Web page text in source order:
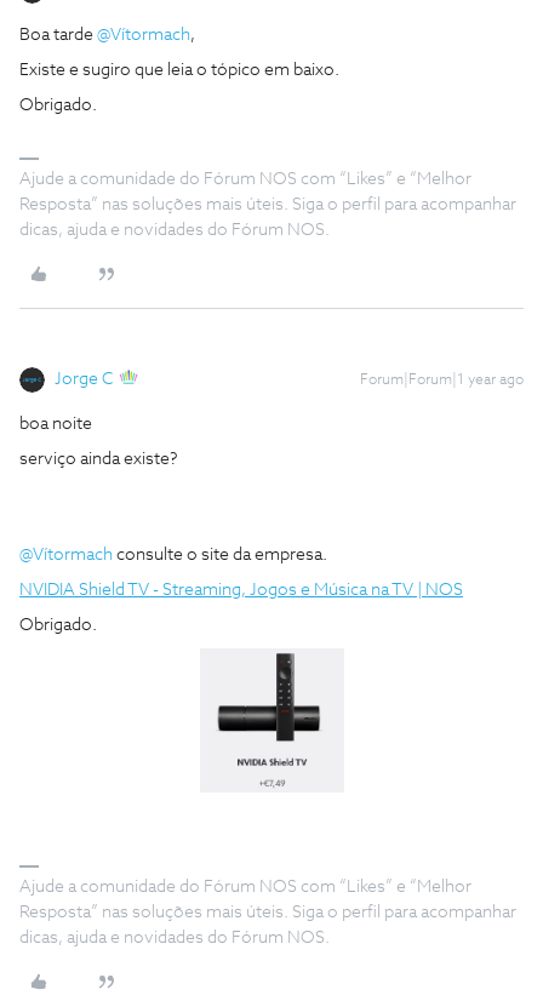
Boa tarde @Vítormach,
Existe e sugiro que leia o tópico em baixo.
Obrigado.
Ajude a comunidade do Fórum NOS com “Likes” e “Melhor
Resposta” nas soluções mais úteis. Siga o perfil para acompanhar
dicas, ajuda e novidades do Fórum NOS.
Jorge C Forum|Forum|1 year ago
boa noite
serviço ainda existe?
@Vítormach consulte o site da empresa.
NVIDIA Shield TV - Streaming, Jogos e Música na TV | NOS
Obrigado.
Ajude a comunidade do Fórum NOS com “Likes” e “Melhor
Resposta” nas soluções mais úteis. Siga o perfil para acompanhar
dicas, ajuda e novidades do Fórum NOS.